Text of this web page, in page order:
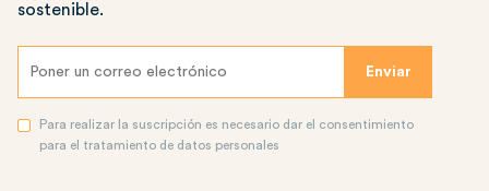
sostenible.
Para realizar la suscripción es necesario dar el consentimiento
para el tratamiento de datos personales